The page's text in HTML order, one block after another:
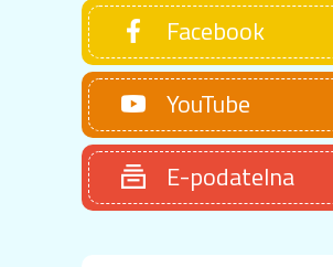
Facebook
YouTube
E-podatelna